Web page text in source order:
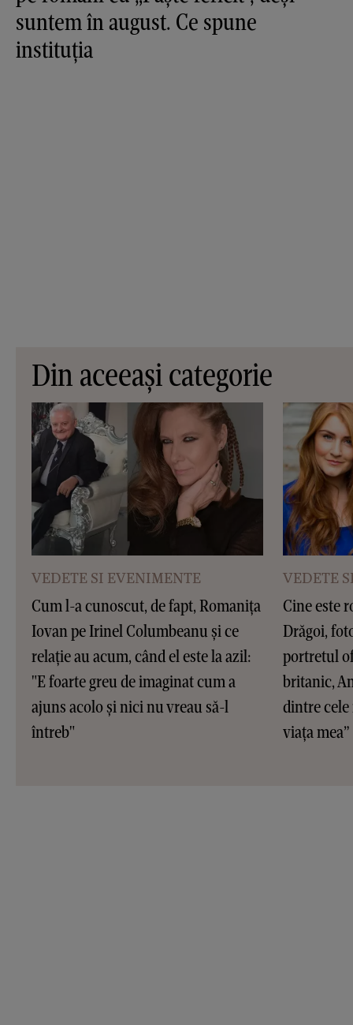
suntem în august. Ce spune
instituția
Din aceeași categorie
VEDETE SI EVENIMENTE
Cum l-a cunoscut, de fapt, Romanița
Iovan pe Irinel Columbeanu și ce
relație au acum, când el este la azil:
"E foarte greu de imaginat cum a
ajuns acolo și nici nu vreau să-l
întreb"
VEDETE
Cine este
Drăgoi,
portretul
britanic,
dintre
viața mea”